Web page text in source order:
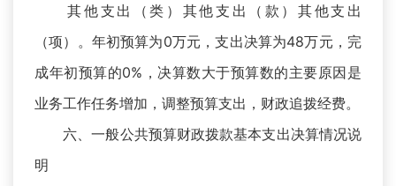
其他支出（类）其他支出（款）其他支出
（项）。年初预算为0万元，支出决算为48万元，完
成年初预算的0%，决算数大于预算数的主要原因是
业务工作任务增加，调整预算支出，财政追拨经费。
六、一般公共预算财政拨款基本支出决算情况说
明